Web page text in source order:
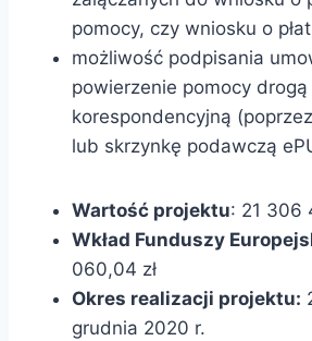
pomocy, czy wniosku o
możliwość podpisania
powierzenie pomocy drogą
korespondencyjną
lub skrzynkę podawczą
Wartość projektu: 21 306
Wkład Funduszy
060,04 zł
Okres realizacji projektu:
grudnia 2020 r.